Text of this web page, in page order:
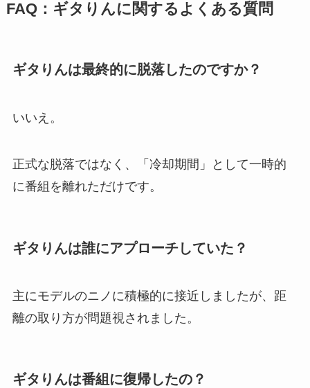
FAQ：ギタりんに関するよくある質問
ギタりんは最終的に脱落したのですか？
いいえ。
正式な脱落ではなく、「冷却期間」として一時的
に番組を離れただけです。
ギタりんは誰にアプローチしていた？
主にモデルのニノに積極的に接近しましたが、距
離の取り方が問題視されました。
ギタりんは番組に復帰したの？